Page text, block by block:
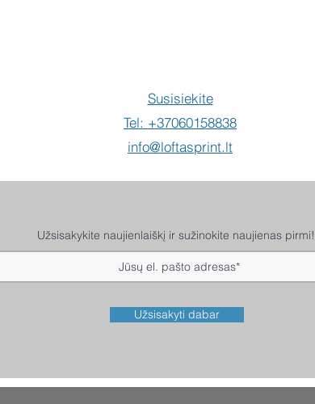
Susisiekite
Tel: +37060158838
info@loftasprint.lt
Užsisakykite naujienlaiškį ir sužinokite naujienas pirmi!
Užsisakyti dabar